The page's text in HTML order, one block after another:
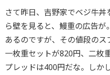
さて昨日、吉野家でベジ牛
ら壁を見ると、鰻重の広告
あるのですが、その値段のス
一枚重セットが820円、二枚
プレッドは400円だな。しか